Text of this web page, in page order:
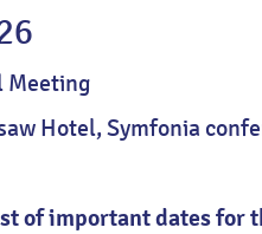
Meeting
Hotel, Symfonia
of important dates for